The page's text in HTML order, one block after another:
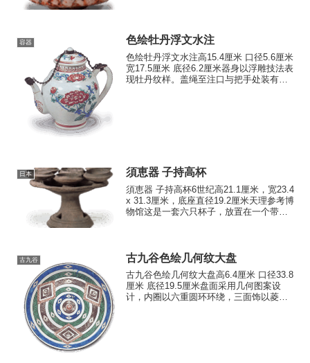
烧制，质...
容器 色绘牡丹浮文水注
色绘牡丹浮文水注高15.4厘米 口径5.6厘米
宽17.5厘米 底径6.2厘米器身以浮雕技法表
现牡丹纹样。盖绳至注口与把手处装有链
日本 須恵器 子持高杯
須恵器 子持高杯6世纪高21.1厘米，宽23.4
x 31.3厘米，底座直径19.2厘米天理参考博
物馆这是一套六只杯子，放置在一个带有
古九谷 古九谷色绘几何纹大盘
古九谷色绘几何纹大盘高6.4厘米 口径33.8
厘米 底径19.5厘米盘面采用几何图案设
计，内圈以六重圆环环绕，三面饰以菱形